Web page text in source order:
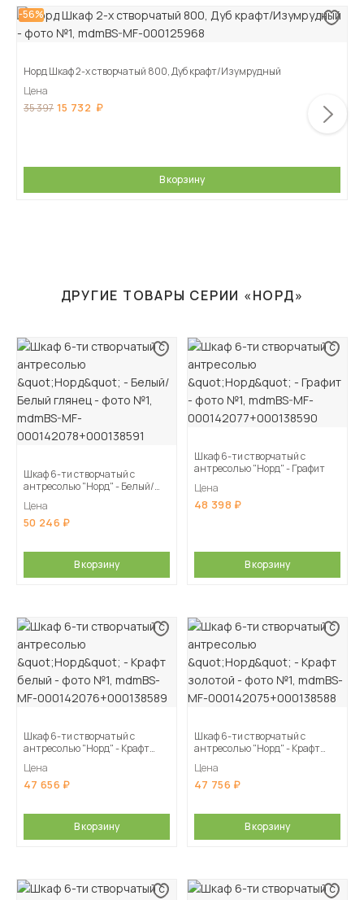
-56%
Норд Шкаф 2-х створчатый 800, Дуб крафт/Изумрудный
Цена
35 397 15 732
В корзину
ДРУГИЕ ТОВАРЫ СЕРИИ «НОРД»
Шкаф 6-ти створчатый с
антресолью "Норд" - Белый/
Цена
50 246
В корзину
Шкаф 6-ти створчатый с
антресолью "Норд" - Графит
Цена
48 398
В корзину
Шкаф 6-ти створчатый с
антресолью "Норд" - Крафт
Цена
47 656
В корзину
Шкаф 6-ти створчатый с
антресолью "Норд" - Крафт
Цена
47 756
В корзину